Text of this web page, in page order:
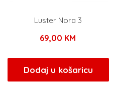
Luster Nora 3
69,00 KM
Dodaj u košaricu